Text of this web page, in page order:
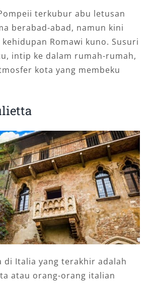
terkubur abu letusan
berabad-abad, namun kini
Romawi kuno. Susuri
intip ke dalam rumah-rumah,
kota yang membeku
di Italia yang terakhir adalah
atau orang-orang italian